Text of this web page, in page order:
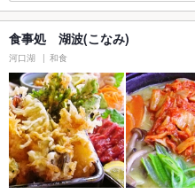
食事処 湖波(こなみ)
河口湖 和食